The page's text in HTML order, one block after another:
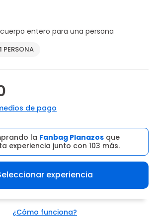
entero para una persona
PERSONA
de pago
la Fanbag Planazos que
experiencia junto con 103 más.
experiencia
¿Cómo funciona?